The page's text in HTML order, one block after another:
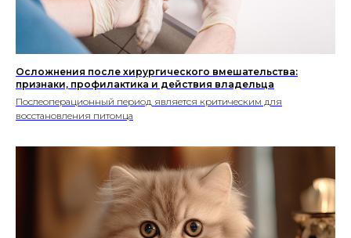
Осложнения после хирургического вмешательства:
признаки, профилактика и действия владельца
Послеоперационный период является критическим для
восстановления питомца